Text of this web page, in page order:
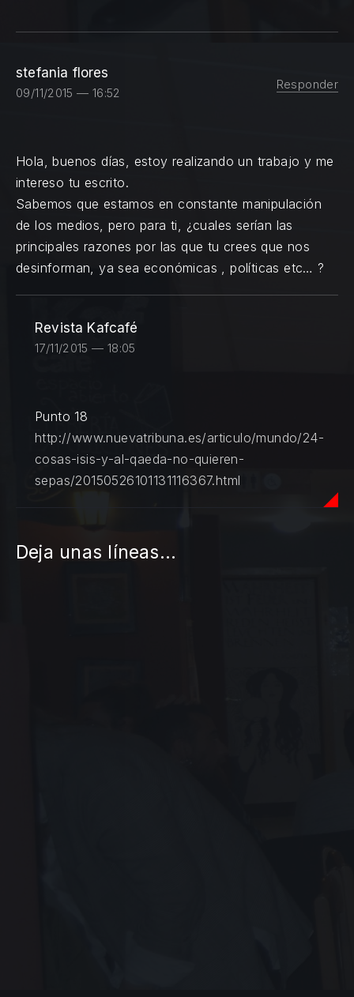
stefania flores
09/11/2015 — 16:52
Responder
Hola, buenos días, estoy realizando un trabajo y me
intereso tu escrito.
Sabemos que estamos en constante manipulación
de los medios, pero para ti, ¿cuales serían las
principales razones por las que tu crees que nos
desinforman, ya sea económicas , políticas etc… ?
Revista Kafcafé
17/11/2015 — 18:05
Punto 18
http://www.nuevatribuna.es/articulo/mundo/24-
cosas-isis-y-al-qaeda-no-quieren-
sepas/20150526101131116367.html
Deja unas líneas...